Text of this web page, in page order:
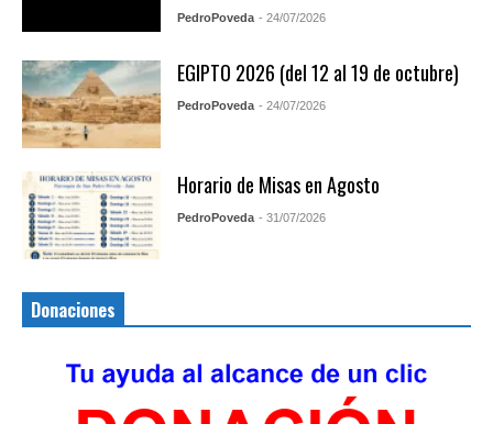
PedroPoveda - 24/07/2026
EGIPTO 2026 (del 12 al 19 de octubre)
PedroPoveda - 24/07/2026
Horario de Misas en Agosto
PedroPoveda - 31/07/2026
Donaciones